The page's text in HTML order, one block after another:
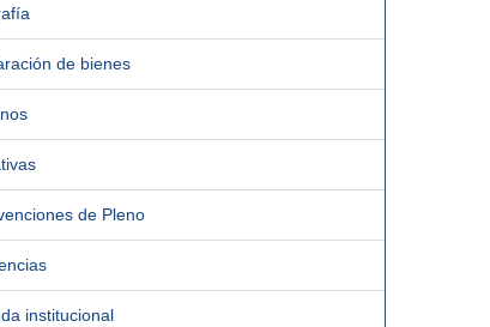
de bienes
de Pleno
institucional